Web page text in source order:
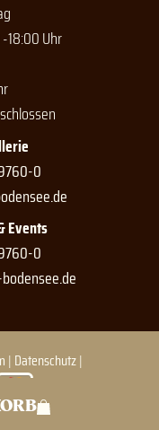
18:00 Uhr
0
Events
0
| Datenschutz|